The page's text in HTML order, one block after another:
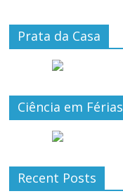
Prata da Casa
Ciência em Férias
Recent Posts